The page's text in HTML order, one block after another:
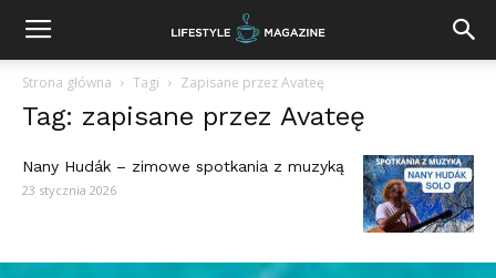
Strona główna Tagi Zapisane przez Avateę
Tag: zapisane przez Avateę
Nany Hudák – zimowe spotkania z muzyką
23 stycznia 2026